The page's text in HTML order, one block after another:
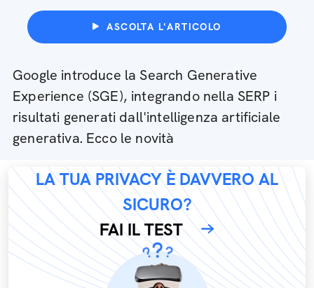
ASCOLTA L'ARTICOLO
Google introduce la Search Generative
Experience (SGE), integrando nella SERP i
risultati generati dall'intelligenza artificiale
generativa. Ecco le novità
LA TUA PRIVACY È DAVVERO AL
SICURO?
FAI IL TEST